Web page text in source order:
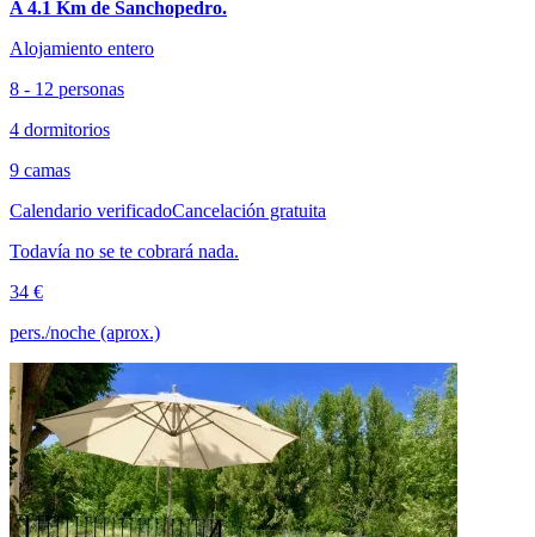
A 4.1 Km de Sanchopedro.
Alojamiento entero
8 - 12 personas
4 dormitorios
9 camas
Calendario verificadoCancelación gratuita
Todavía no se te cobrará nada.
34 €
pers./noche (aprox.)